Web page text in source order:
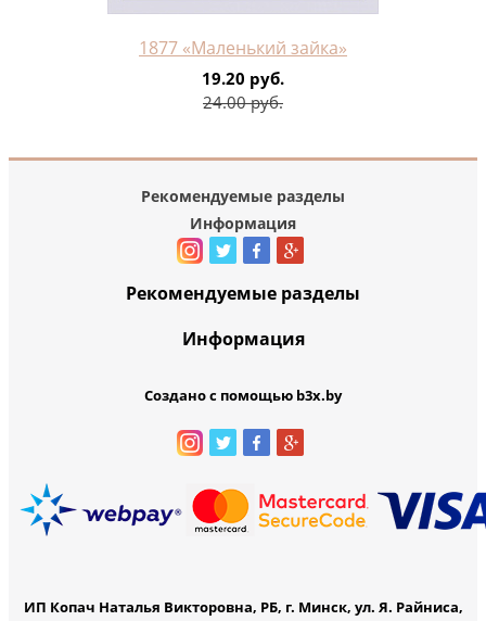
1877 «Маленький зайка»
19.20 руб.
24.00 руб.
Рекомендуемые разделы
Информация
Рекомендуемые разделы
Информация
Создано с помощью b3x.by
ИП Копач Наталья Викторовна, РБ, г. Минск, ул. Я. Райниса,